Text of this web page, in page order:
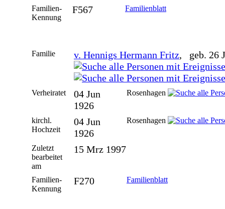
Familien-
Kennung
F567 Familienblatt
Familie v. Hennigs Hermann Fritz, geb. 26
Verheiratet
04 Jun
1926
Rosenhagen
kirchl.
Hochzeit
04 Jun
1926
Rosenhagen
Zuletzt
bearbeitet
am
15 Mrz 1997
Familien-
Kennung
F270 Familienblatt